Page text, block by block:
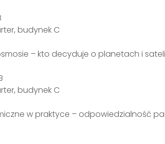
budynek C
– kto decyduje o planetach i
budynek C
w praktyce – odpowiedzialność